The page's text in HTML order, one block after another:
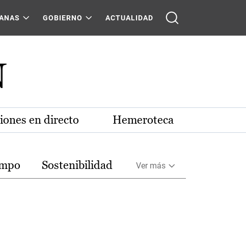
GOBIERNO ACTUALIDAD
en directo Hemeroteca
Sostenibilidad Ver más